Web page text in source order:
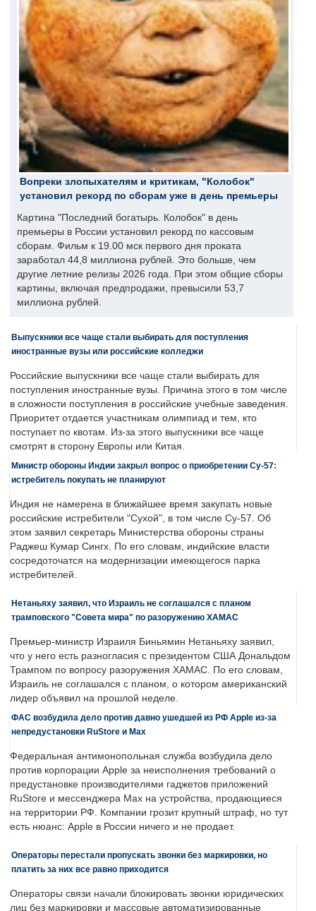
Вопреки злопыхателям и критикам, "Колобок"
установил рекорд по сборам уже в день премьеры
Картина "Последний богатырь. Колобок" в день
премьеры в России установил рекорд по кассовым
сборам. Фильм к 19.00 мск первого дня проката
заработал 44,8 миллиона рублей. Это больше, чем
другие летние релизы 2026 года. При этом общие сборы
картины, включая предпродажи, превысили 53,7
миллиона рублей.
Выпускники все чаще стали выбирать для поступления
иностранные вузы или российские колледжи
Российские выпускники все чаще стали выбирать для
поступления иностранные вузы. Причина этого в том числе
в сложности поступления в российские учебные заведения.
Приоритет отдается участникам олимпиад и тем, кто
поступает по квотам. Из-за этого выпускники все чаще
смотрят в сторону Европы или Китая.
Министр обороны Индии закрыл вопрос о приобретении Су-57:
истребитель покупать не планируют
Индия не намерена в ближайшее время закупать новые
российские истребители "Сухой", в том числе Су-57. Об
этом заявил секретарь Министерства обороны страны
Раджеш Кумар Сингх. По его словам, индийские власти
сосредоточатся на модернизации имеющегося парка
истребителей.
Нетаньяху заявил, что Израиль не соглашался с планом
трамповского "Совета мира" по разоружению ХАМАС
Премьер-министр Израиля Биньямин Нетаньяху заявил,
что у него есть разногласия с президентом США Дональдом
Трампом по вопросу разоружения ХАМАС. По его словам,
Израиль не соглашался с планом, о котором американский
лидер объявил на прошлой неделе.
ФАС возбудила дело против давно ушедшей из РФ Apple из-за
непредустановки RuStore и Max
Федеральная антимонопольная служба возбудила дело
против корпорации Apple за неисполнения требований о
предустановке производителями гаджетов приложений
RuStore и мессенджера Max на устройства, продающиеся
на территории РФ. Компании грозит крупный штраф, но тут
есть нюанс: Apple в России ничего и не продает.
Операторы перестали пропускать звонки без маркировки, но
платить за них все равно приходится
Операторы связи начали блокировать звонки юридических
лиц без маркировки и массовые автоматизированные